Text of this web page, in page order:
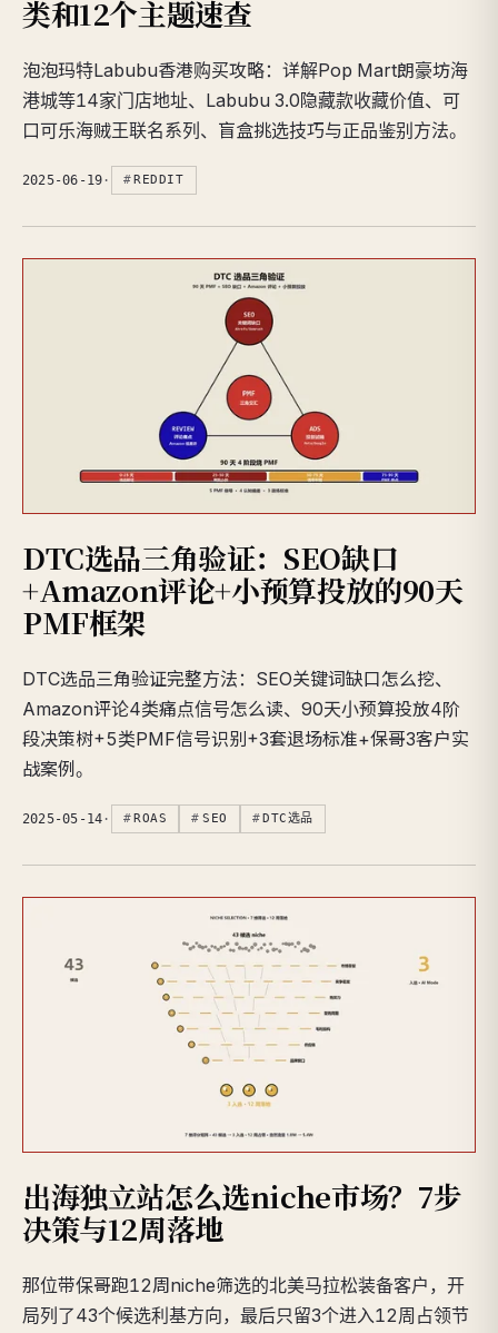
类和12个主题速查
泡泡玛特Labubu香港购买攻略：详解Pop Mart朗豪坊海
港城等14家门店地址、Labubu 3.0隐藏款收藏价值、可
口可乐海贼王联名系列、盲盒挑选技巧与正品鉴别方法。
2025-06-19 · REDDIT
DTC选品三角验证：SEO缺口
+Amazon评论+小预算投放的90天
PMF框架
DTC选品三角验证完整方法：SEO关键词缺口怎么挖、
Amazon评论4类痛点信号怎么读、90天小预算投放4阶
段决策树+5类PMF信号识别+3套退场标准+保哥3客户实
战案例。
2025-05-14 · ROAS SEO DTC选品
出海独立站怎么选niche市场？7步
决策与12周落地
那位带保哥跑12周niche筛选的北美马拉松装备客户，开
局列了43个候选利基方向，最后只留3个进入12周占领节